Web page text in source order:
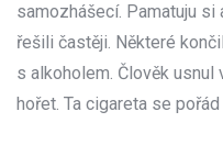
samozhášecí. Pamatuju
řešili častěji. Některé
s alkoholem. Člověk usnul
hořet. Ta cigareta se